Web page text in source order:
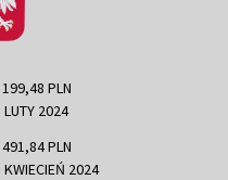
PLN
2024
PLN
2024